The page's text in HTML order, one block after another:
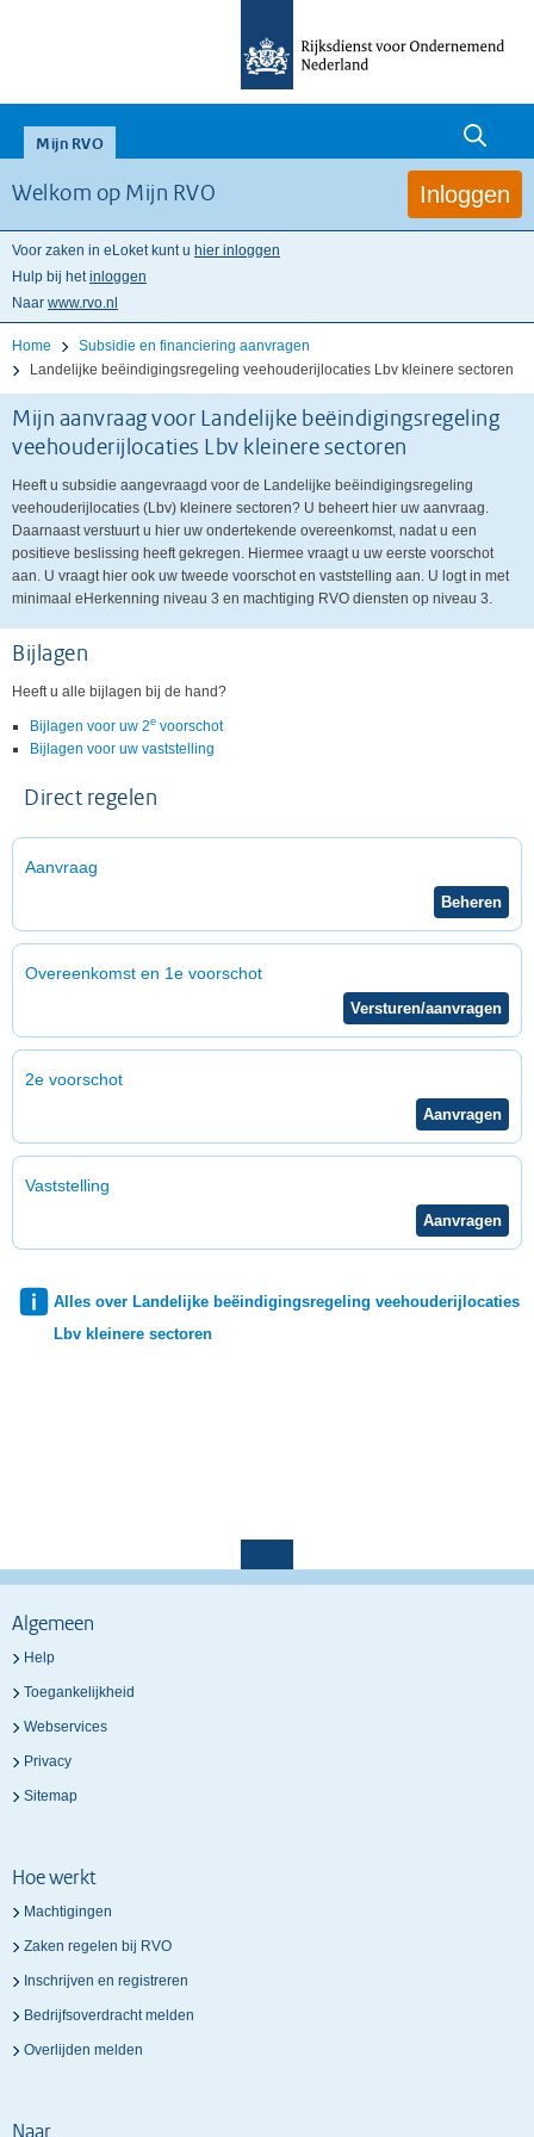
Mijn RVO
Welkom op Mijn RVO Inloggen
Voor zaken in eLoket kunt u hier inloggen
Hulp bij hetinloggen
Naar www.rvo.nl
Home
Subsidie en financiering aanvragen
Landelijke beëindigingsregeling veehouderijlocaties Lbv kleinere sectoren
Mijn aanvraag voor Landelijke beëindigingsregeling
veehouderijlocaties Lbv kleinere sectoren
Heeft u subsidie aangevraagd voor de Landelijke beëindigingsregeling
veehouderijlocaties (Lbv) kleinere sectoren? U beheert hier uw aanvraag.
Daarnaast verstuurt u hier uw ondertekende overeenkomst, nadat u een
positieve beslissing heeft gekregen. Hiermee vraagt u uw eerste voorschot
aan. U vraagt hier ook uw tweede voorschot en vaststelling aan. U logt in met
minimaal eHerkenning niveau 3 en machtiging RVO diensten op niveau 3.
Bijlagen
Heeft u alle bijlagen bij de hand?
Bijlagen voor uw 2e voorschot
Bijlagen voor uw vaststelling
Direct regelen
Aanvraag
Overeenkomst en 1e voorschot
2e voorschot
Vaststelling
Alles over Landelijke beëindigingsregeling veehouderijlocaties
Lbv kleinere sectoren
Algemeen
Help
Toegankelijkheid
Webservices
Privacy
Sitemap
Hoe werkt
Machtigingen
Zaken regelen bij RVO
Inschrijven en registreren
Bedrijfsoverdracht melden
Overlijden melden
Naar